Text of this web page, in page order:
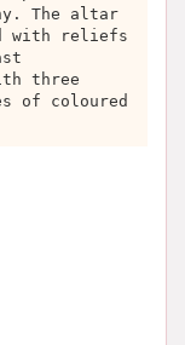
The altar
with reliefs
three
of coloured